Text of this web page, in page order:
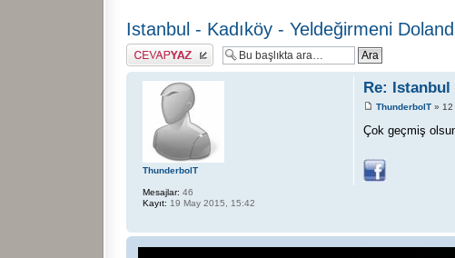
Istanbul - Kadıköy - Yeldeğirmeni
Cevap gönder
Re: Istanbul
ThunderbolT » 12
Çok geçmiş
ThunderbolT
Mesajlar: 46
Kayıt: 19 May 2015, 15:42